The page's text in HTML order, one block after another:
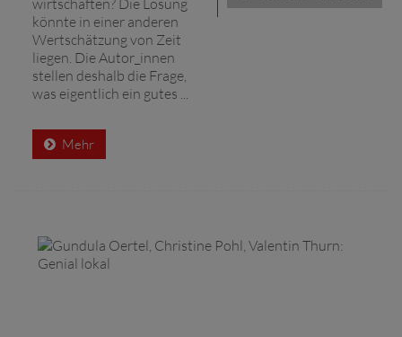
könnte in einer anderen
Wertschätzung von Zeit
liegen. Die Autor_innen
stellen deshalb die Frage,
was eigentlich ein gutes ...
Mehr